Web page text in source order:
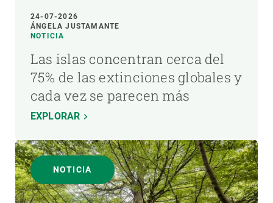
24-07-2026
ÁNGELA JUSTAMANTE
NOTICIA
Las islas concentran cerca del
75% de las extinciones globales y
cada vez se parecen más
EXPLORAR
NOTICIA